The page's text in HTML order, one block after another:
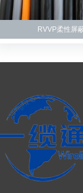
RVVP柔性屏